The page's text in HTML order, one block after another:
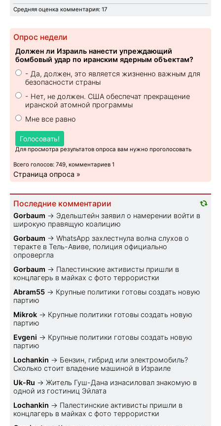
Средняя оценка комментария: 17
Опрос недели
Должен ли Израиль нанести упреждающий
бомбовый удар по иранским ядерным объектам?
- Да, должен, это является жизненно важным для
безопасности страны
- Нет, не должен. США обеспечат прекращение
иранской атомной программы
Мне все равно
Голосовать!
Для просмотра результатов опроса вам нужно проголосовать
Всего голосов: 749, комментариев 1
Страница опроса »
Последние комментарии
Gorbaum → Эдельштейн заявил о намерении войти в
широкую правящую коалицию
Gorbaum → WhatsApp захлестнула волна слухов о
теракте в Тель-Авиве, полиция официально
опровергла
Gorbaum → Палестинские активисты пришли в
концлагерь в майках с фото террористки
Abram55 → Крупные политики готовы создать новую
партию
Mikrok → Крупные политики готовы создать новую
партию
Evgeni → Крупные политики готовы создать новую
партию
Lochankin → Бензин, гибрид или электромобиль?
Cколько стоит владение машиной в Израиле
Uk-Ru → Житель Гуш-Дана изнасиловал знакомую в
одной из гостиниц Эйлата
Lochankin → Палестинские активисты пришли в
концлагерь в майках с фото террористки